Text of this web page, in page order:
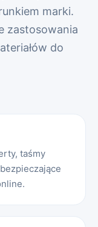
marki.
zastosowania
do
taśmy